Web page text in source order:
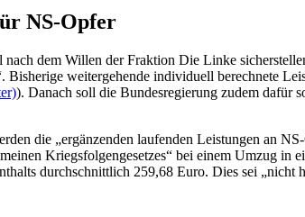
NS-Opfer
dem Willen der Fraktion Die Linke
Bisherige weitergehende individuell berechnete
). Danach soll die Bundesregierung zudem dafür
die „ergänzenden laufenden Leistungen an
Kriegsfolgengesetzes“ bei einem Umzug
durchschnittlich 259,68 Euro. Dies sei „nicht